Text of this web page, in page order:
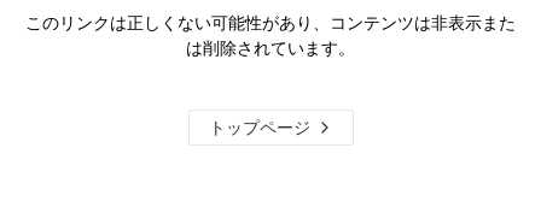
このリンクは正しくない可能性があり、コンテンツは非表示また
は削除されています。
トップページ